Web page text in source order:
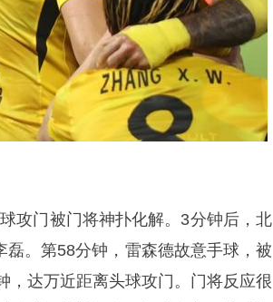
攻门被门将神扑化解。3分钟后，北
。第58分钟，雷森德故意手球，被
，达万近距离头球攻门。门将反应很